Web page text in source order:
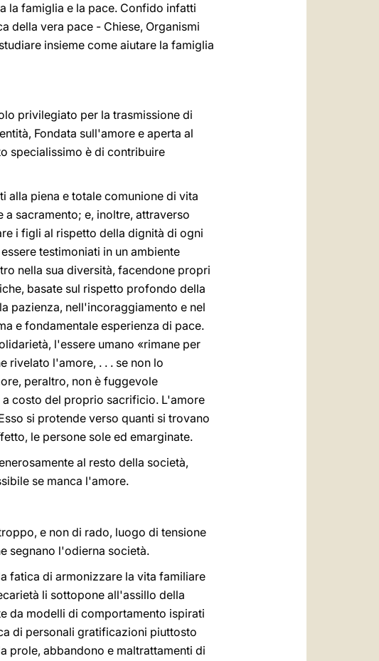
la famiglia e la pace. Confido infatti
della vera pace - Chiese, Organismi
insieme come aiutare la famiglia
privilegiato per la trasmissione di
Fondata sull'amore e aperta al
specialissimo è di contribuire
alla piena e totale comunione di vita
sacramento; e, inoltre, attraverso
i figli al rispetto della dignità di ogni
testimoniati in un ambiente
nella sua diversità, facendone propri
basate sul rispetto profondo della
pazienza, nell'incoraggiamento e nel
e fondamentale esperienza di pace.
l'essere umano «rimane per
rivelato l'amore, . . . se non lo
peraltro, non è fuggevole
costo del proprio sacrificio. L'amore
si protende verso quanti si trovano
le persone sole ed emarginate.
al resto della società,
se manca l'amore.
e non di rado, luogo di tensione
segnano l'odierna società.
fatica di armonizzare la vita familiare
li sottopone all'assillo della
da modelli di comportamento ispirati
di personali gratificazioni piuttosto
prole, abbandono e maltrattamenti di